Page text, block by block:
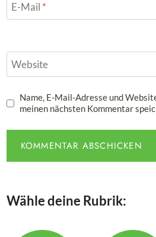
E-Mail *
Website
Name, E-Mail-Adresse und
meinen nächsten Kommentar
Wähle deine Rubrik: